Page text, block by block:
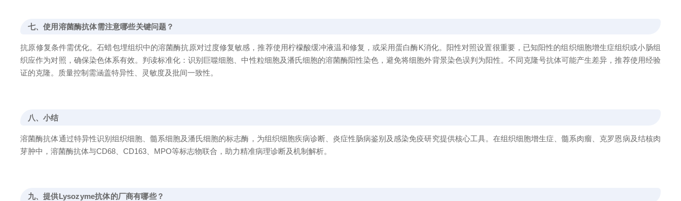
七、使用溶菌酶抗体需注意哪些关键问题？
抗原修复条件需优化。石蜡包埋组织中的溶菌酶抗原对过度修复敏感，推荐使用柠檬酸缓冲液温和修复，或采用蛋白酶K消化。阳性对照设置很重要，已知阳性的组织细胞增生症组织或小肠组
织应作为对照，确保染色体系有效。判读标准化：识别巨噬细胞、中性粒细胞及潘氏细胞的溶菌酶阳性染色，避免将细胞外背景染色误判为阳性。不同克隆号抗体可能产生差异，推荐使用经验
证的克隆。质量控制需涵盖特异性、灵敏度及批间一致性。
八、小结
溶菌酶抗体通过特异性识别组织细胞、髓系细胞及潘氏细胞的标志酶，为组织细胞疾病诊断、炎症性肠病鉴别及感染免疫研究提供核心工具。在组织细胞增生症、髓系肉瘤、克罗恩病及结核肉
芽肿中，溶菌酶抗体与CD68、CD163、MPO等标志物联合，助力精准病理诊断及机制解析。
九、提供Lysozyme抗体的厂商有哪些？